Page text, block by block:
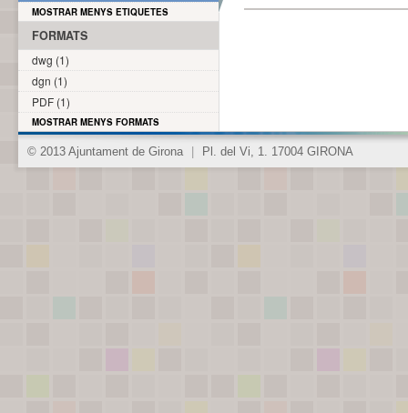
MOSTRAR MENYS ETIQUETES
FORMATS
dwg (1)
dgn (1)
PDF (1)
MOSTRAR MENYS FORMATS
© 2013 Ajuntament de Girona Pl. del Vi, 1. 17004 GIRONA